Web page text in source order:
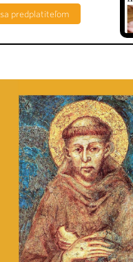
predplatiteľom